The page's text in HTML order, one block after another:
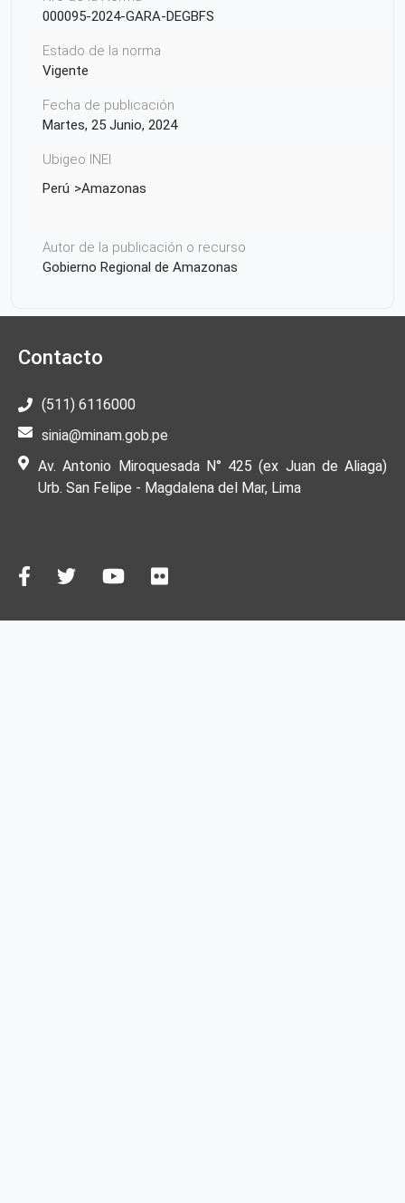
000095-2024-GARA-DEGBFS
Estado de la norma
Vigente
Fecha de publicación
Martes, 25 Junio, 2024
Ubigeo INEI
Perú
Amazonas
Autor de la publicación o recurso
Gobierno Regional de Amazonas
Contacto
(511) 6116000
sinia@minam.gob.pe
Av. Antonio Miroquesada N° 425 (ex Juan de Aliaga)
Urb. San Felipe - Magdalena del Mar, Lima